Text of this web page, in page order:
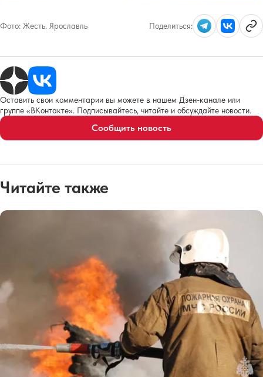
Фото: Жесть. Ярославль Поделиться:
Оставить свои комментарии вы можете в нашем Дзен-канале или
группе «ВКонтакте». Подписывайтесь, читайте и обсуждайте новости.
Сообщить новость
Читайте также